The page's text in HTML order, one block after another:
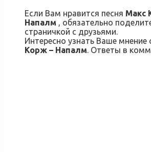
Если Вам нравится песня Макс
Напалм , обязательно
страничкой с друзьями.
Интересно узнать Ваше мнение
Корж – Напалм. Ответы в